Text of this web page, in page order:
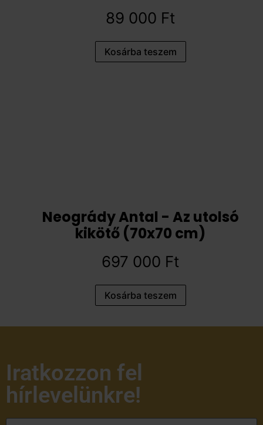
89 000 Ft
Kosárba teszem
Neogrády Antal - Az utolsó
kikötő (70x70 cm)
697 000 Ft
Kosárba teszem
Iratkozzon fel
hírlevelünkre!